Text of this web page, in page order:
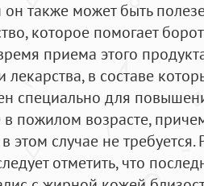
также может быть
которое помогает
приема этого
лекарства, в составе
специально для
в пожилом возрасте,
этом случае не требуется.
отметить, что